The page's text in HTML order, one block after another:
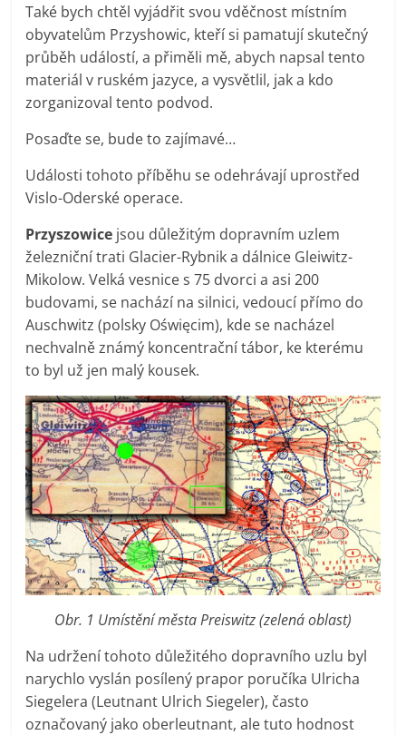
Také bych chtěl vyjádřit svou vděčnost místním
obyvatelům Przyshowic, kteří si pamatují skutečný
průběh událostí, a přiměli mě, abych napsal tento
materiál v ruském jazyce, a vysvětlil, jak a kdo
zorganizoval tento podvod.
Posaďte se, bude to zajímavé…
Události tohoto příběhu se odehrávají uprostřed
Vislo-Oderské operace.
Przyszowice jsou důležitým dopravním uzlem
železniční trati Glacier-Rybnik a dálnice Gleiwitz-
Mikolow. Velká vesnice s 75 dvorci a asi 200
budovami, se nachází na silnici, vedoucí přímo do
Auschwitz (polsky Oświęcim), kde se nacházel
nechvalně známý koncentrační tábor, ke kterému
to byl už jen malý kousek.
Obr. 1 Umístění města Preiswitz (zelená oblast)
Na udržení tohoto důležitého dopravního uzlu byl
narychlo vyslán posílený prapor poručíka Ulricha
Siegelera (Leutnant Ulrich Siegeler), často
označovaný jako oberleutnant, ale tuto hodnost